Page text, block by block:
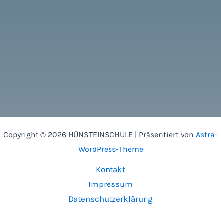
Copyright © 2026 HÜNSTEINSCHULE | Präsentiert von Astra-
WordPress-Theme
Kontakt
Impressum
Datenschutzerklärung